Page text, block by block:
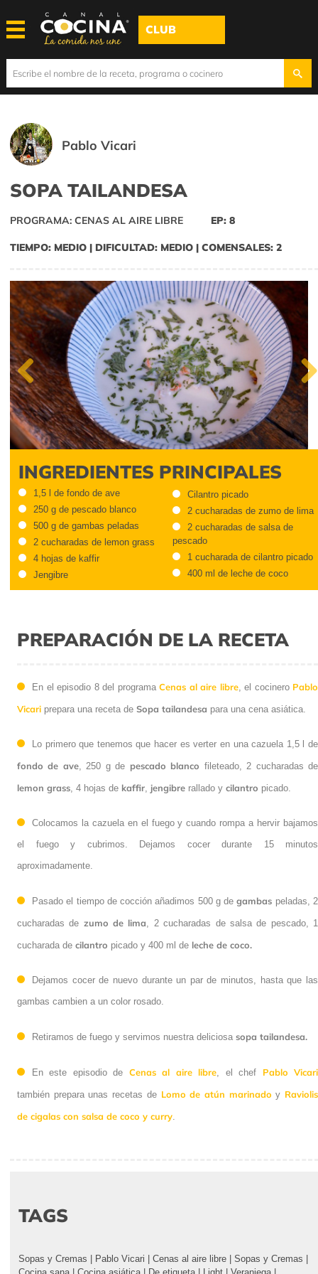
CLUB
Pablo Vicari
SOPA TAILANDESA
PROGRAMA: CENAS AL AIRE LIBRE EP: 8
TIEMPO: MEDIO | DIFICULTAD: MEDIO | COMENSALES: 2
Previous Next
INGREDIENTES PRINCIPALES
1,5 l de fondo de ave
250 g de pescado blanco
500 g de gambas peladas
2 cucharadas de lemon grass
4 hojas de kaffir
Jengibre
Cilantro picado
2 cucharadas de zumo de lima
2 cucharadas de salsa de
pescado
1 cucharada de cilantro picado
400 ml de leche de coco
PREPARACIÓN DE LA RECETA
En el episodio 8 del programa Cenas al aire libre, el cocinero Pablo
Vicari prepara una receta de Sopa tailandesa para una cena asiática.
Lo primero que tenemos que hacer es verter en una cazuela 1,5 l de
fondo de ave, 250 g de pescado blanco fileteado, 2 cucharadas de
lemon grass , 4 hojas de kaffir jengibre rallado y cilantro picado.
Colocamos la cazuela en el fuego y cuando rompa a hervir bajamos
el fuego y cubrimos. Dejamos cocer durante 15 minutos
aproximadamente.
Pasado el tiempo de cocción añadimos 500 g degambas peladas, 2
cucharadas de zumo de lima , 2 cucharadas de salsa de pescado, 1
cucharada de cilantro picado y 400 ml de leche de coco.
Dejamos cocer de nuevo durante un par de minutos, hasta que las
gambas cambien a un color rosado.
Retiramos de fuego y servimos nuestra deliciosa sopa tailandesa.
En este episodio de Cenas al aire libre , el chef Pablo Vicari
también prepara unas recetas de Lomo de atún marinado y Raviolis
de cigalas con salsa de coco y curry
TAGS
Sopas y Cremas Pablo Vicari Cenas al aire libre Sopas y Cremas